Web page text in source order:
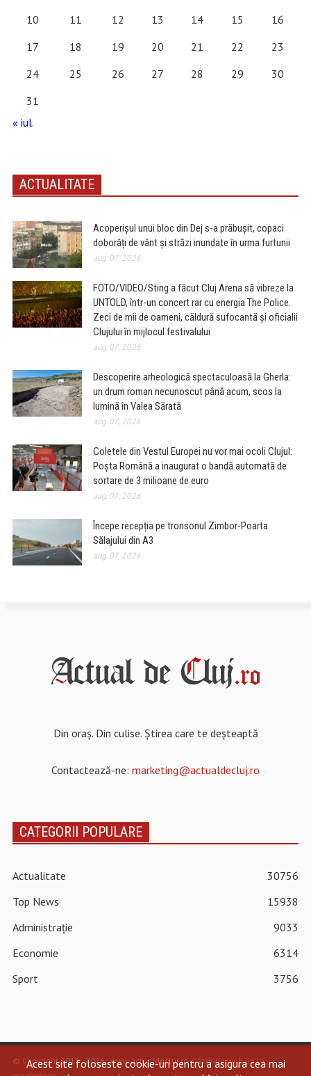
10
11 12 13 14 15
16
17
18 19 20 21 22
23
24
25 26 27 28 29
30
31
« iul.
ACTUALITATE
Acoperișul unui bloc din Dej s-a prăbușit, copaci
doborâți de vânt și străzi inundate în urma furtunii
aug. 07, 2026
FOTO/VIDEO/Sting a făcut Cluj Arena să vibreze la
UNTOLD, într-un concert rar cu energia The Police.
Zeci de mii de oameni, căldură sufocantă și oficialii
Clujului în mijlocul festivalului
aug. 07, 2026
Descoperire arheologică spectaculoasă la Gherla:
un drum roman necunoscut până acum, scos la
lumină în Valea Sărată
aug. 07, 2026
Coletele din Vestul Europei nu vor mai ocoli Clujul:
Poșta Română a inaugurat o bandă automată de
sortare de 3 milioane de euro
aug. 07, 2026
Începe recepția pe tronsonul Zimbor-Poarta
Sălajului din A3
aug. 07, 2026
Din oraș. Din culise. Știrea care te deșteaptă
Contactează-ne: marketing@actualdecluj.ro
CATEGORII POPULARE
Actualitate
30756
Top News
15938
Administrație
9033
Economie
6314
Sport
3756
© Copyright 2015 - 2026 - www.actualdecluj.ro.Găzduire web de la
Acest site foloseste cookie-uri pentru a asigura cea mai